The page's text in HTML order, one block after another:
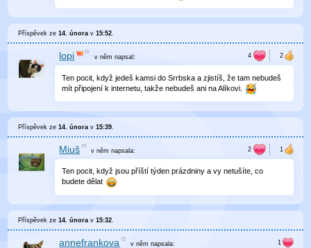
Příspěvek ze14. února v15:52.
lopi v něm napsal:
Ten pocit, když jedeš kamsi do Srrbska a zjistíš, že tam nebudeš
mít připojení k internetu, takže nebudeš ani na Alíkovi.
Příspěvek ze14. února v15:39
Miuš v němnapsala:
Ten pocit, když jsou příští týden prázdniny a vy netušíte, co
budete dělat
Příspěvek ze14. února v15:32.
annefrankova v němnapsala: